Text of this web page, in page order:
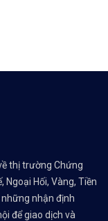
thị trường Chứng
Ngoại Hối, Vàng, Tiền
nhận định
để giao dịch và